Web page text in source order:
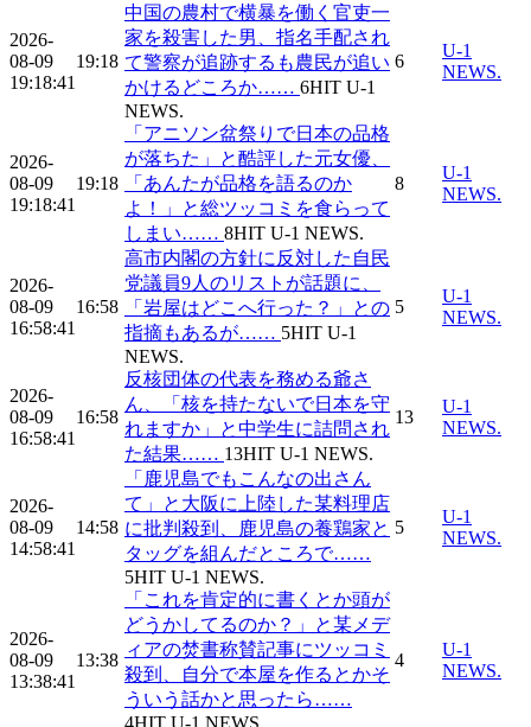
2026-
08-09
19:18:41
19:18
中国の農村で横暴を働く官吏一
家を殺害した男、指名手配され
て警察が追跡するも農民が追い
かけるどころか…… 6HIT U-1
NEWS.
6
U-1
NEWS.
2026-
08-09
19:18:41
19:18
「アニソン盆祭りで日本の品格
が落ちた」と酷評した元女優、
「あんたが品格を語るのか
よ！」と総ツッコミを食らって
しまい…… 8HIT U-1 NEWS.
8
U-1
NEWS.
2026-
08-09
16:58:41
16:58
高市内閣の方針に反対した自民
党議員9人のリストが話題に、
「岩屋はどこへ行った？」との
指摘もあるが…… 5HIT U-1
NEWS.
5
U-1
NEWS.
2026-
08-09
16:58:41
16:58
反核団体の代表を務める爺さ
ん、「核を持たないで日本を守
れますか」と中学生に詰問され
た結果…… 13HIT U-1 NEWS.
13
U-1
NEWS.
2026-
08-09
14:58:41
14:58
「鹿児島でもこんなの出さん
て」と大阪に上陸した某料理店
に批判殺到、鹿児島の養鶏家と
タッグを組んだところで……
5HIT U-1 NEWS.
5
U-1
NEWS.
2026-
08-09
13:38:41
13:38
「これを肯定的に書くとか頭が
どうかしてるのか？」と某メデ
ィアの焚書称賛記事にツッコミ
殺到、自分で本屋を作るとかそ
ういう話かと思ったら……
4
U-1
NEWS.